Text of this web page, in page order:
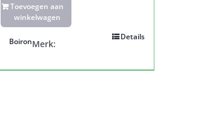
Toevoegen aan
winkelwagen
Details
Merk:
Boiron